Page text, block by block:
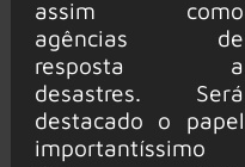
assim como
agências de
resposta a
desastres. Será
destacado o papel
importantíssimo